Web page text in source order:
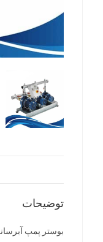
توضیحات